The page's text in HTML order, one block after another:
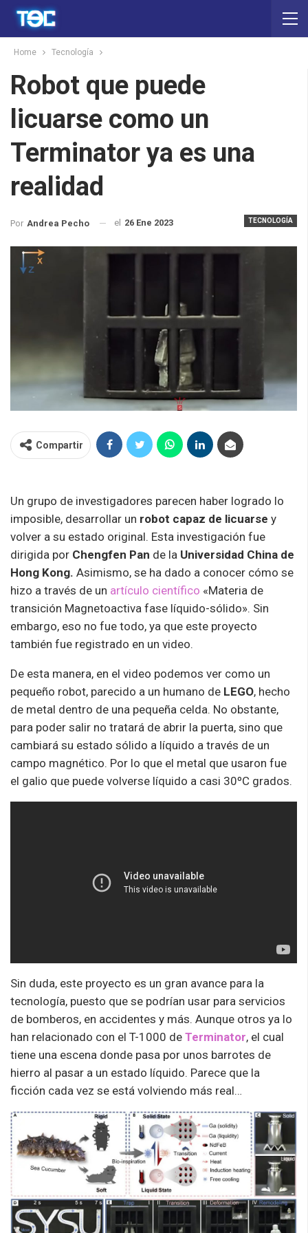
Home Tecnología
Robot que puede
licuarse como un
Terminator ya es una
realidad
TECNOLOGÍA
Por Andrea Pecho el 26 Ene 2023
Compartir
Un grupo de investigadores parecen haber logrado lo
imposible, desarrollar un robot capaz de licuarse y
volver a su estado original. Esta investigación fue
dirigida por Chengfen Pan de la Universidad China de
Hong Kong. Asimismo, se ha dado a conocer cómo se
hizo a través de un artículo científico «Materia de
transición Magnetoactiva fase líquido-sólido». Sin
embargo, eso no fue todo, ya que este proyecto
también fue registrado en un video.
De esta manera, en el video podemos ver como un
pequeño robot, parecido a un humano de LEGO, hecho
de metal dentro de una pequeña celda. No obstante,
para poder salir no tratará de abrir la puerta, sino que
cambiará su estado sólido a líquido a través de un
campo magnético. Por lo que el metal que usaron fue
el galio que puede volverse líquido a casi 30ºC grados.
Sin duda, este proyecto es un gran avance para la
tecnología, puesto que se podrían usar para servicios
de bomberos, en accidentes y más. Aunque otros ya lo
han relacionado con el T-1000 de Terminator, el cual
tiene una escena donde pasa por unos barrotes de
hierro al pasar a un estado líquido. Parece que la
ficción cada vez se está volviendo más real…